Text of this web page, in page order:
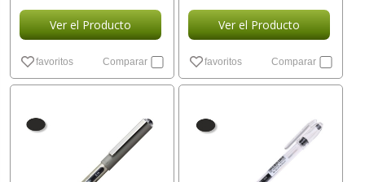
Ver el Producto
favoritos Comparar
Ver el Producto
favoritos Comparar